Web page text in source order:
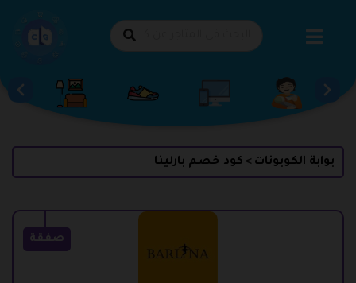
بوابة الكوبونات > كود خصم بارلينا
صفقة